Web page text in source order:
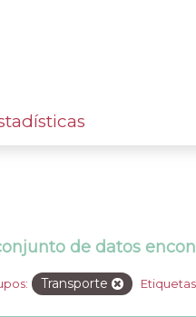
de datos
Transporte